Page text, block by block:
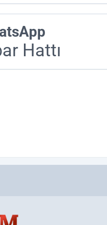
Hattı